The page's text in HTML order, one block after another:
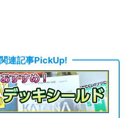
連記事PickUp!